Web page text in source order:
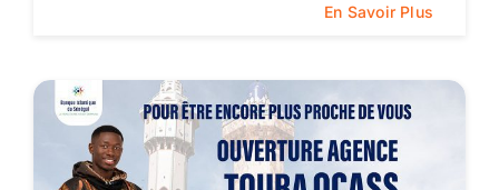
En Savoir Plus